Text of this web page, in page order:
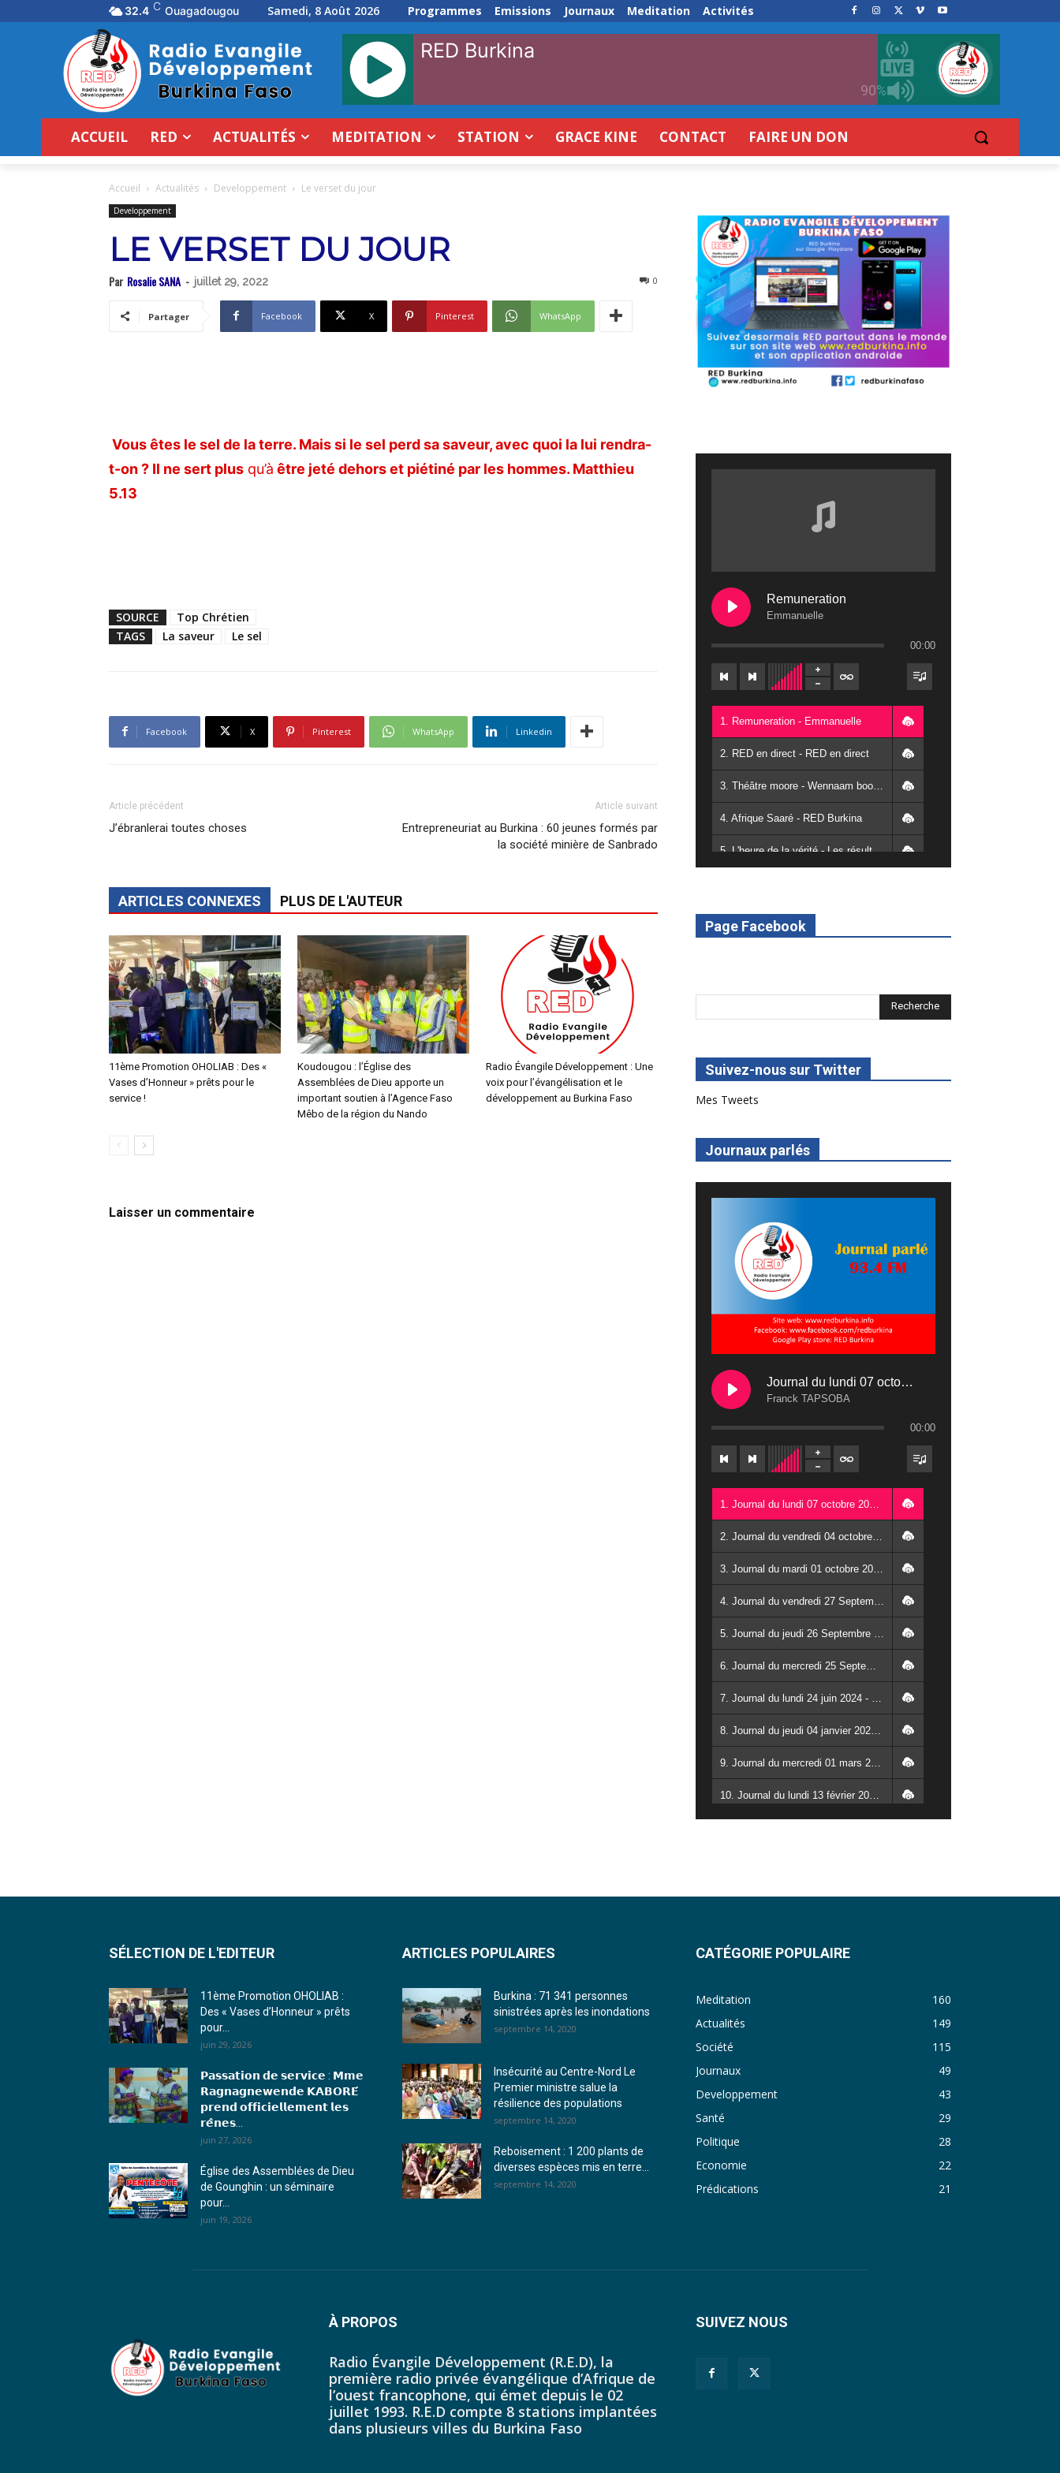
32.4 C Ouagadougou Samedi, 8 Août 2026 Programmes Emissions Journaux Meditation Activités
90%
RED Burkina
ACCUEIL RED ACTUALITÉS MEDITATION STATION GRACE KINE CONTACT FAIRE UN DON
Accueil Actualités Developpement Le verset du jour
Developpement
LE VERSET DU JOUR
Par Rosalie SANA - juillet 29, 2022 0
Partager Facebook X Pinterest WhatsApp
Vous êtes le sel de la terre. Mais si le sel perd sa saveur, avec quoi la lui rendra-
t-on ? Il ne sert plus qu’à être jeté dehors et piétiné par les hommes. Matthieu
5.13
SOURCE
Top Chrétien
TAGS
La saveur Le sel
Facebook X Pinterest WhatsApp Linkedin
Article précédent
J’ébranlerai toutes choses
Article suivant
Entrepreneuriat au Burkina : 60 jeunes formés par
la société minière de Sanbrado
ARTICLES CONNEXES PLUS DE L'AUTEUR
11ème Promotion OHOLIAB : Des «
Vases d’Honneur » prêts pour le
service !
Koudougou : l’Église des
Assemblées de Dieu apporte un
important soutien à l’Agence Faso
Mêbo de la région du Nando
Radio Évangile Développement : Une
voix pour l’évangélisation et le
développement au Burkina Faso
Laisser un commentaire
Remuneration
Emmanuelle
00:00
1. Remuneration - Emmanuelle
2. RED en direct - RED en direct
3. Théâtre moore - Wennaam boolé - RED Burkina
4. Afrique Saaré - RED Burkina
5. L'heure de la vérité - Les résultats de la désodéissance et de l'obeissance - RED Burkina
7. SPOT 2 RED Multimédia 2022
Page Facebook
Suivez-nous sur Twitter
Mes Tweets
Journaux parlés
Journal du lundi 07 octobre 2024
Franck TAPSOBA
00:00
SÉLECTION DE L'EDITEUR
11ème Promotion OHOLIAB :
Des « Vases d’Honneur » prêts
pour...
juin 29, 2026
𝗣𝗮𝘀𝘀𝗮𝘁𝗶𝗼𝗻 𝗱𝗲 𝘀𝗲𝗿𝘃𝗶𝗰𝗲 : 𝗠𝗺𝗲
𝗥𝗮𝗴𝗻𝗮𝗴𝗻𝗲𝘄𝗲𝗻𝗱𝗲 𝗞𝗔𝗕𝗢𝗥𝗘́
𝗽𝗿𝗲𝗻𝗱 𝗼𝗳𝗳𝗶𝗰𝗶𝗲𝗹𝗹𝗲𝗺𝗲𝗻𝘁 𝗹𝗲𝘀
𝗿𝗲̂𝗻𝗲𝘀...
juin 27, 2026
Église des Assemblées de Dieu
de Gounghin : un séminaire
pour...
juin 19, 2026
ARTICLES POPULAIRES
Burkina : 71 341 personnes
sinistrées après les inondations
septembre 14, 2020
Insécurité au Centre-Nord Le
Premier ministre salue la
résilience des populations
septembre 14, 2020
Reboisement : 1 200 plants de
diverses espèces mis en terre...
septembre 14, 2020
CATÉGORIE POPULAIRE
Meditation
160
Actualités
149
Société
115
Journaux
49
Developpement
43
Santé
29
Politique
28
Economie
22
Prédications
21
À PROPOS
Radio Évangile Développement (R.E.D), la
première radio privée évangélique d’Afrique de
l’ouest francophone, qui émet depuis le 02
juillet 1993. R.E.D compte 8 stations implantées
dans plusieurs villes du Burkina Faso
SUIVEZ NOUS